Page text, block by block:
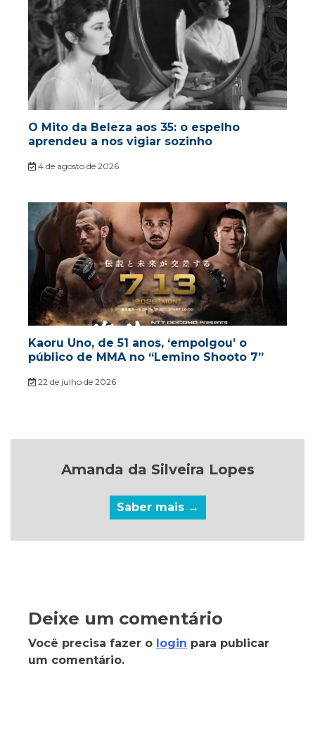
O Mito da Beleza aos 35: o espelho
aprendeu a nos vigiar sozinho
4 de agosto de 2026
Kaoru Uno, de 51 anos, ‘empolgou’ o
público de MMA no “Lemino Shooto 7”
22 de julho de 2026
Amanda da Silveira Lopes
Saber mais →
Deixe um comentário
Você precisa fazer o login para publicar
um comentário.